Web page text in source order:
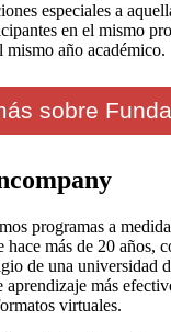
especiales a
en el mismo
mismo año académico.
sobre
programas a
hace más de 20 años,
de una universidad
aprendizaje más
virtuales.